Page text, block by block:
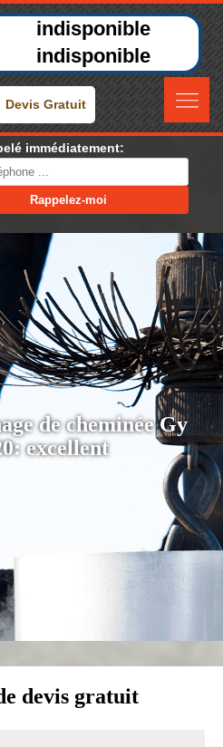
indisponible
indisponible
Devis Gratuit
immédiatement:
de cheminée Gy
excellent
devis gratuit